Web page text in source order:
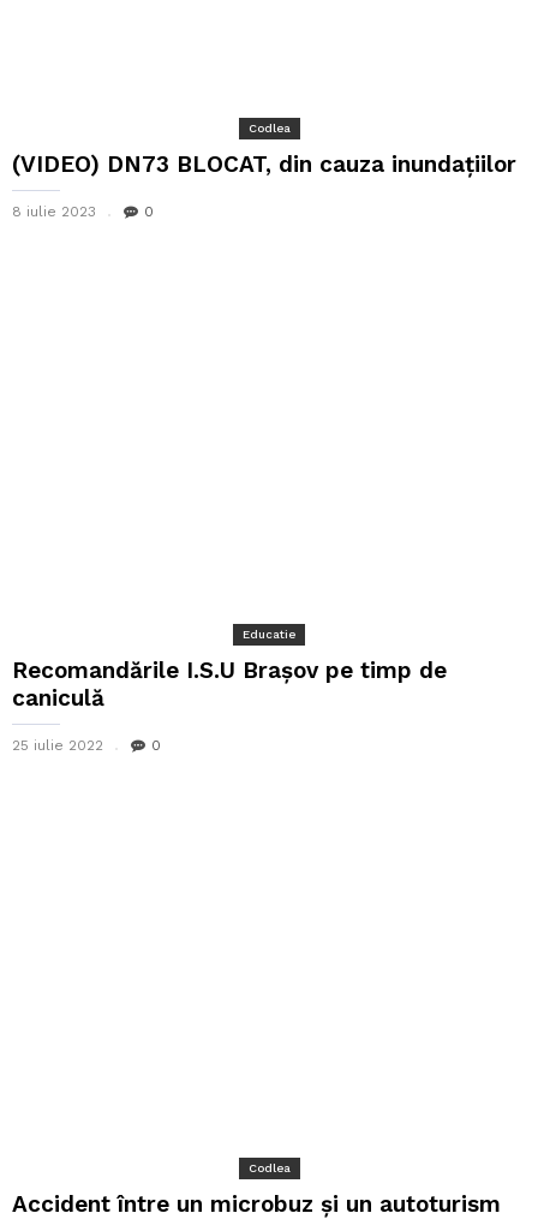
Codlea
(VIDEO) DN73 BLOCAT, din cauza inundațiilor
8 iulie 2023 0
Educatie
Recomandările I.S.U Brașov pe timp de
caniculă
25 iulie 2022 0
Codlea
Accident între un microbuz și un autoturism